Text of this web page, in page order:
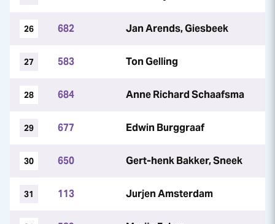
26 682 Jan Arends, Giesbeek
27 583 Ton Gelling
28 684 Anne Richard Schaafsma
29 677 Edwin Burggraaf
30 650 Gert-henk Bakker, Sneek
31 113 Jurjen Amsterdam